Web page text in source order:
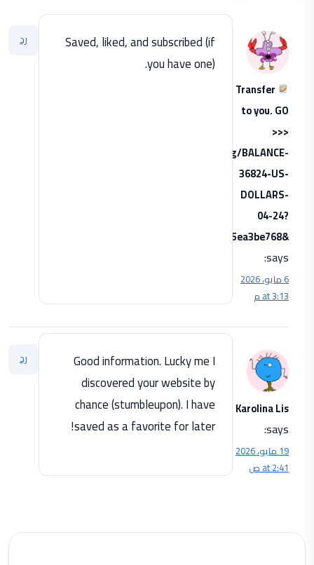
Transfer
to you. GO
>>>
graph.org/BALANCE-
36824-US-
DOLLARS-
04-24?
hs=3aedf86a6a36d0de9da6e1d5ea3be768&
says:
6 مايو، 2026
at 3:13 م
Saved, liked, and subscribed (if
you have one).
رد
Karolina Lis
says:
19 مايو، 2026
at 2:41 ص
Good information. Lucky me I
discovered your website by
chance (stumbleupon). I have
saved as a favorite for later!
رد